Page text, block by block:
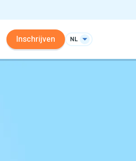
Inschrijven NL